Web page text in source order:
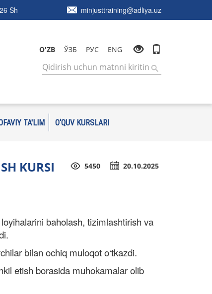
Sh minjusttraining@adliya.uz
O'ZB ЎЗБ РУС ENG
TA'LIM O‘QUV KURSLARI
KURSI 20.10.2025
5450
baholash, tizimlashtirish va
bilan ochiq muloqot o‘tkazdi.
etish borasida muhokamalar olib